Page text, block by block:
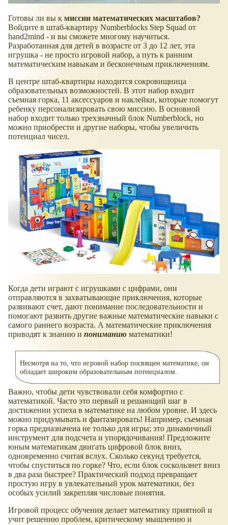
Готовы ли вы к миссии математических масштабов?
Войдите в штаб-квартиру Numberblocks Step Squad от
hand2mind - и вы сможете многому научиться.
Разработанная для детей в возрасте от 3 до 12 лет, эта
игрушка - не просто игровой набор, а путь к ранним
математическим навыкам и бесконечным приключениям.
В центре штаб-квартиры находится сокровищница
образовательных возможностей. В этот набор входит
съемная горка, 11 аксессуаров и наклейки, которые помогут
ребенку персонализировать свою миссию. В основной
набор входит только трехзначный блок Numberblock, но
можно приобрести и другие наборы, чтобы увеличить
потенциал чисел.
Когда дети играют с игрушками с цифрами, они
отправляются в захватывающие приключения, которые
развивают счет, дают понимание последовательности и
помогают развить другие важные математические навыки с
самого раннего возраста. А математические приключения
приводят к знанию и пониманию математики!
Несмотря на то, что игровой набор посвящен математике, он
обладает широким образовательным потенциалом.
Важно, чтобы дети чувствовали себя комфортно с
математикой. Часто это первый и решающий шаг в
достижении успеха в математике на любом уровне. И здесь
можно придумывать и фантазировать! Например, съемная
горка предназначена не только для игры; это динамичный
инструмент для подсчета и упорядочивания! Предложите
юным математикам двигать цифровой блок вниз,
одновременно считая вслух. Сколько секунд требуется,
чтобы спуститься по горке? Что, если блок соскользнет вниз
в два раза быстрее? Практический подход превращает
простую игру в увлекательный урок математики, без
особых усилий закрепляя числовые понятия.
Игровой процесс обучения делает математику приятной и
учит решению проблем, критическому мышлению и